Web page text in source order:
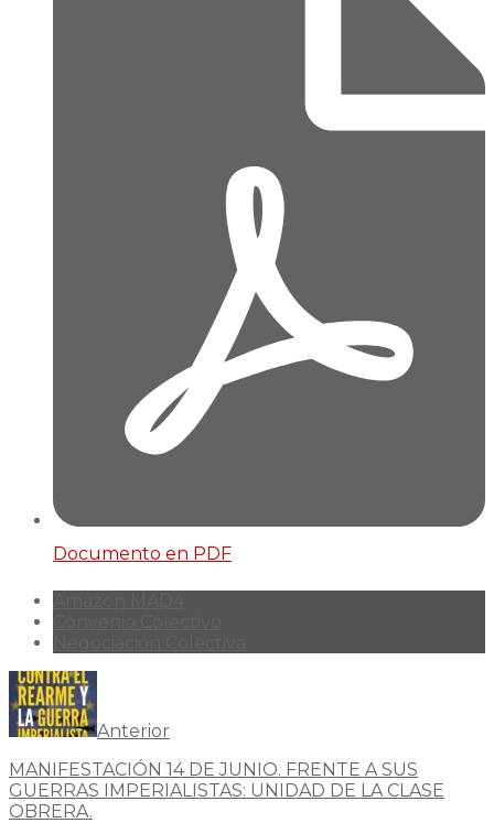
Documento en PDF
Anterior
MANIFESTACIÓN 14 DE JUNIO. FRENTE A SUS
GUERRAS IMPERIALISTAS: UNIDAD DE LA CLASE
OBRERA.